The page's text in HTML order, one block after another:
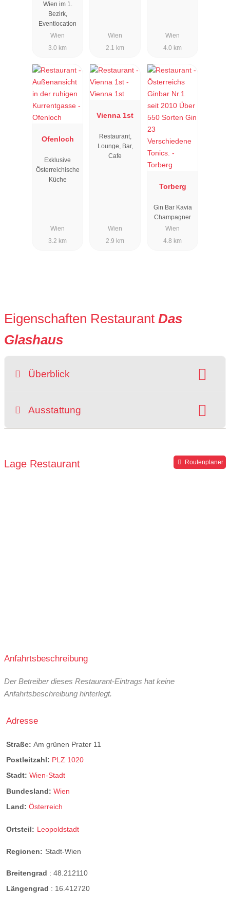
Wien im 1.
Bezirk,
Eventlocation
Wien
3.0 km
Wien
2.1 km
Wien
4.0 km
Ofenloch
Exklusive
Österreichische
Küche
Wien
3.2 km
Vienna 1st
Restaurant,
Lounge, Bar,
Cafe
Wien
2.9 km
Torberg
Gin Bar Kavia
Champagner
Wien
4.8 km
Eigenschaften Restaurant Das
Glashaus
Überblick
Ausstattung
Lage Restaurant Routenplaner
Anfahrtsbeschreibung
Der Betreiber dieses Restaurant-Eintrags hat keine
Anfahrtsbeschreibung hinterlegt.
Adresse
Straße: Am grünen Prater 11
Postleitzahl: PLZ 1020
Stadt: Wien-Stadt
Bundesland: Wien
Land: Österreich
Ortsteil: Leopoldstadt
Regionen: Stadt-Wien
Breitengrad : 48.212110
Längengrad : 16.412720